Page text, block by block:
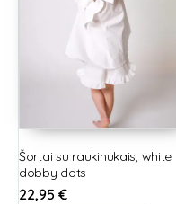
Šortai su raukinukais, white
dobby dots
22,95 €